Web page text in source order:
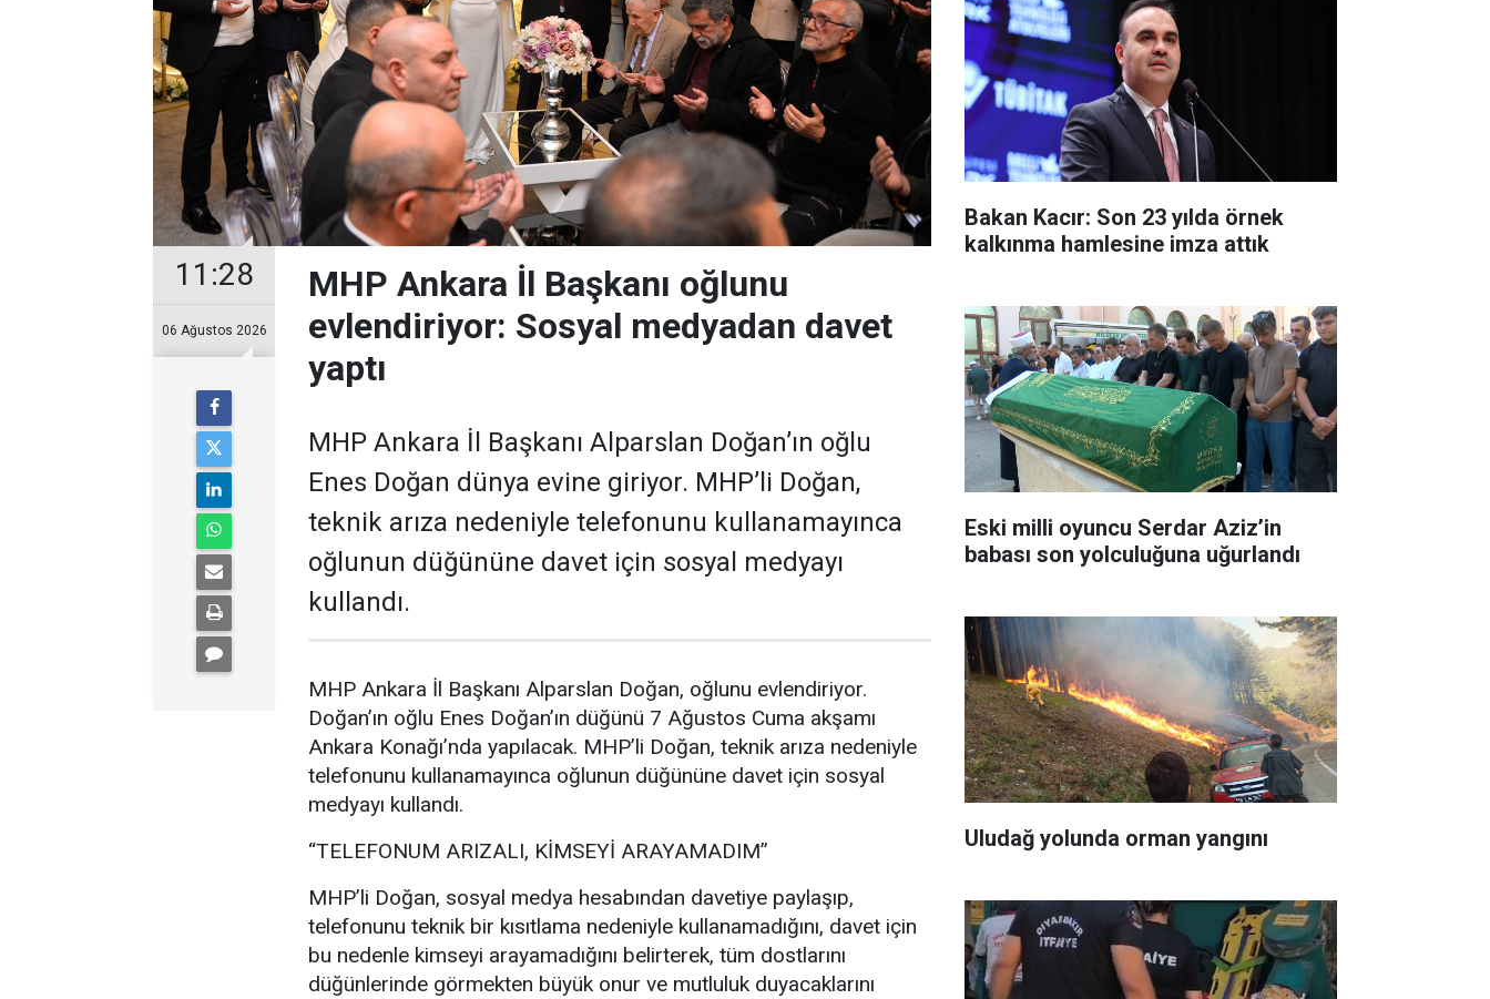
11:28
06 Ağustos 2026
MHP Ankara İl Başkanı oğlunu
evlendiriyor: Sosyal medyadan davet
yaptı
MHP Ankara İl Başkanı Alparslan Doğan’ın oğlu
Enes Doğan dünya evine giriyor. MHP’li Doğan,
teknik arıza nedeniyle telefonunu kullanamayınca
oğlunun düğününe davet için sosyal medyayı
kullandı.
MHP Ankara İl Başkanı Alparslan Doğan, oğlunu evlendiriyor.
Doğan’ın oğlu Enes Doğan’ın düğünü 7 Ağustos Cuma akşamı
Ankara Konağı’nda yapılacak. MHP’li Doğan, teknik arıza nedeniyle
telefonunu kullanamayınca oğlunun düğününe davet için sosyal
medyayı kullandı.
“TELEFONUM ARIZALI, KİMSEYİ ARAYAMADIM”
MHP’li Doğan, sosyal medya hesabından davetiye paylaşıp,
telefonunu teknik bir kısıtlama nedeniyle kullanamadığını, davet için
bu nedenle kimseyi arayamadığını belirterek, tüm dostlarını
düğünlerinde görmekten büyük onur ve mutluluk duyacaklarını
Bakan Kacır: Son 23 yılda örnek
kalkınma hamlesine imza attık
Eski milli oyuncu Serdar Aziz’in
babası son yolculuğuna uğurlandı
Uludağ yolunda orman yangını